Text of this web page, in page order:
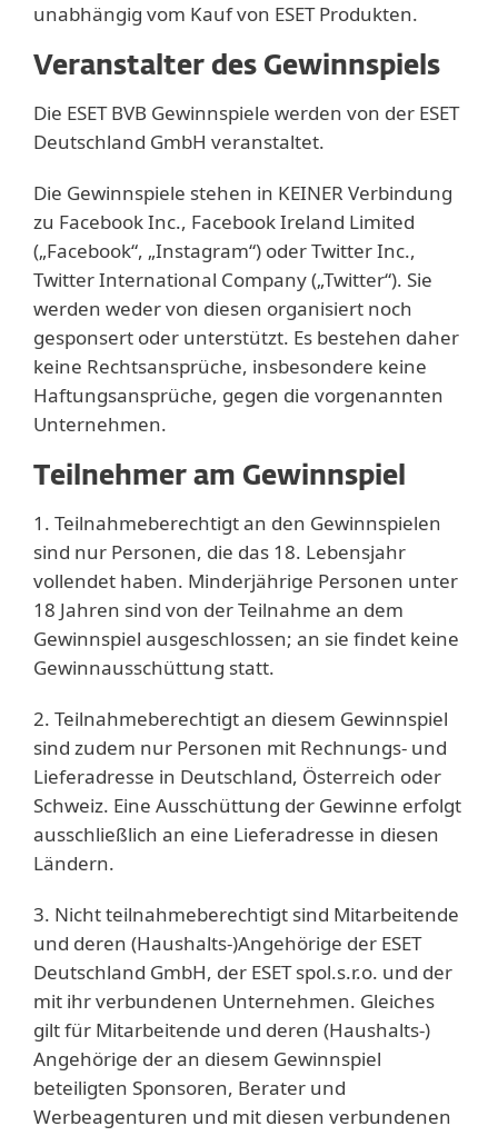
unabhängig vom Kauf von ESET Produkten.
Veranstalter des Gewinnspiels
Die ESET BVB Gewinnspiele werden von der ESET
Deutschland GmbH veranstaltet.
Die Gewinnspiele stehen in KEINER Verbindung
zu Facebook Inc., Facebook Ireland Limited
(„Facebook“, „Instagram“) oder Twitter Inc.,
Twitter International Company („Twitter“). Sie
werden weder von diesen organisiert noch
gesponsert oder unterstützt. Es bestehen daher
keine Rechtsansprüche, insbesondere keine
Haftungsansprüche, gegen die vorgenannten
Unternehmen.
Teilnehmer am Gewinnspiel
1. Teilnahmeberechtigt an den Gewinnspielen
sind nur Personen, die das 18. Lebensjahr
vollendet haben. Minderjährige Personen unter
18 Jahren sind von der Teilnahme an dem
Gewinnspiel ausgeschlossen; an sie findet keine
Gewinnausschüttung statt.
2. Teilnahmeberechtigt an diesem Gewinnspiel
sind zudem nur Personen mit Rechnungs- und
Lieferadresse in Deutschland, Österreich oder
Schweiz. Eine Ausschüttung der Gewinne erfolgt
ausschließlich an eine Lieferadresse in diesen
Ländern.
3. Nicht teilnahmeberechtigt sind Mitarbeitende
und deren (Haushalts-)Angehörige der ESET
Deutschland GmbH, der ESET spol.s.r.o. und der
mit ihr verbundenen Unternehmen. Gleiches
gilt für Mitarbeitende und deren (Haushalts-)
Angehörige der an diesem Gewinnspiel
beteiligten Sponsoren, Berater und
Werbeagenturen und mit diesen verbundenen